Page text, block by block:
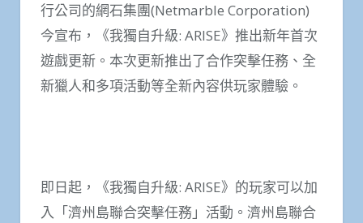
行公司的網石集團(Netmarble Corporation)
今宣布，《我獨自升級: ARISE》推出新年首次
遊戲更新。本次更新推出了合作突擊任務、全
新獵人和多項活動等全新內容供玩家體驗。
即日起，《我獨自升級: ARISE》的玩家可以加
入「濟州島聯合突擊任務」活動。濟州島聯合